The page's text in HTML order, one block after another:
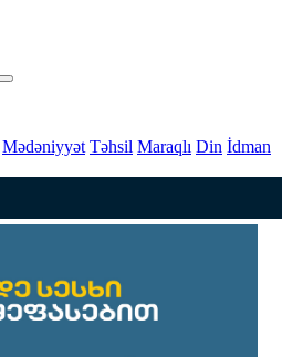
Mədəniyyət Təhsil Maraqlı Din İdman